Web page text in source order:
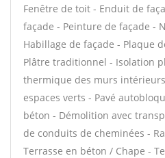
Fenêtre de toit - Enduit de
façade - Peinture de façade -
Habillage de façade - Plaque
Plâtre traditionnel - Isolation
thermique des murs
espaces verts - Pavé
béton - Démolition avec
de conduits de cheminées -
Terrasse en béton / Chape -